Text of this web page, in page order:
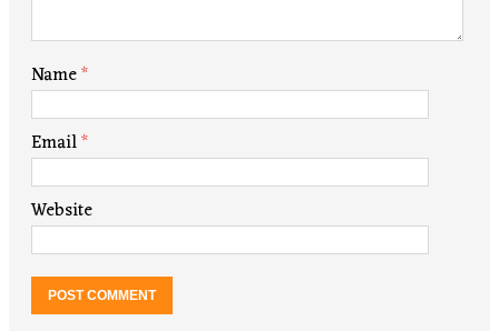
Name*
Email*
Website